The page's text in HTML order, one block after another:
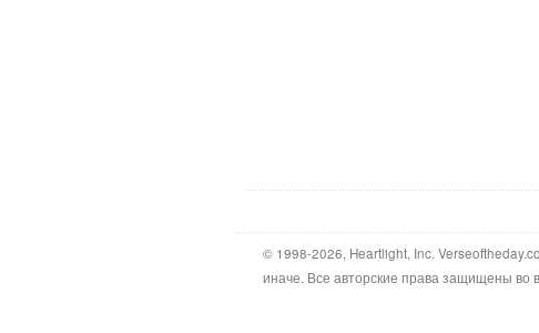
© 1998-2026, Heartlight, Inc.
иначе. Все авторские права защищены во